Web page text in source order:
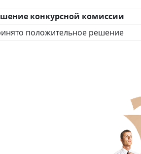
конкурсной комиссии
положительное решение